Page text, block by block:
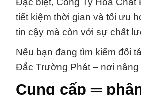
Đặc biệt, Công Ty Hóa
tiết kiệm thời gian và tối ưu
tin cậy mà còn với sự chất
Nếu bạn đang tìm kiếm đối
Đắc Trường Phát – nơi
Cung cấp ═